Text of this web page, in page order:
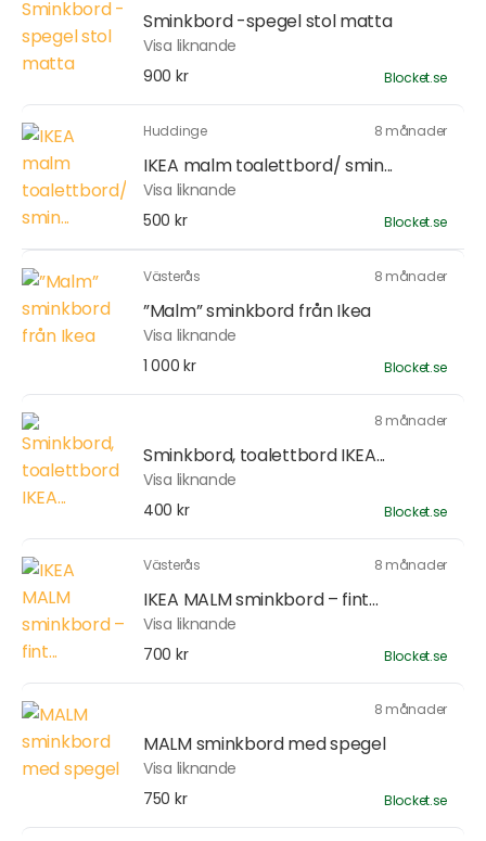
Sminkbord -spegel stol matta
Visa liknande
900 kr
Blocket.se
Huddinge 8 månader
IKEA malm toalettbord/ smin...
Visa liknande
500 kr
Blocket.se
Västerås 8 månader
”Malm” sminkbord från Ikea
Visa liknande
1 000 kr
Blocket.se
8 månader
Sminkbord, toalettbord IKEA...
Visa liknande
400 kr
Blocket.se
Västerås 8 månader
IKEA MALM sminkbord – fint...
Visa liknande
700 kr
Blocket.se
8 månader
MALM sminkbord med spegel
Visa liknande
750 kr
Blocket.se